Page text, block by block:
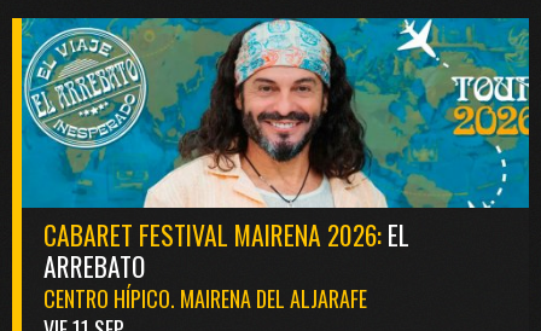
CABARET FESTIVAL MAIRENA 2026:EL
ARREBATO
CENTRO HÍPICO. MAIRENA DEL ALJARAFE